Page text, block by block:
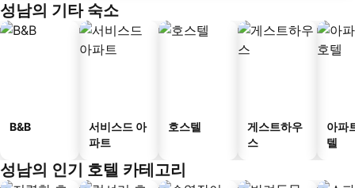
성남의 기타 숙소
B&B
서비스드 아
파트
호스텔
게스트하우
스
아파
텔
성남의 인기 호텔 카테고리